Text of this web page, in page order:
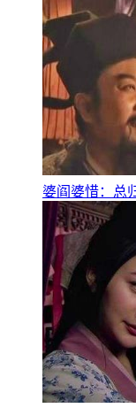
婆阎婆惜：总